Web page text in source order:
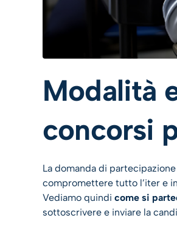
Modalità
concorsi
La domanda di
compromettere tutto l’iter e
Vediamo quindi come si
sottoscrivere e inviare la